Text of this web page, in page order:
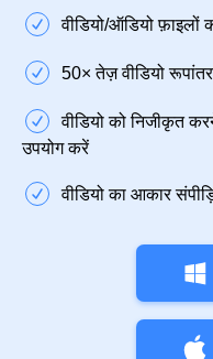
वीडियो/ऑडियो
50× तेज़ वीडियो
वीडियो को निजीकृत
उपयोग करें
वीडियो का आकार